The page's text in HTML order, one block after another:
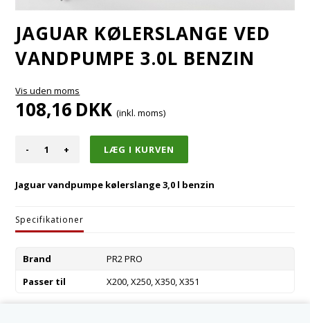
JAGUAR KØLERSLANGE VED
VANDPUMPE 3.0L BENZIN
Vis uden moms
108,16 DKK (inkl. moms)
- +
Jaguar vandpumpe kølerslange 3,0 l benzin
Specifikationer
Brand
PR2 PRO
Passer til
X200, X250, X350, X351